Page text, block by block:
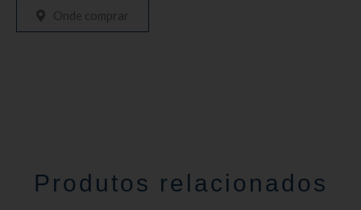
Onde comprar
Produtos relacionados